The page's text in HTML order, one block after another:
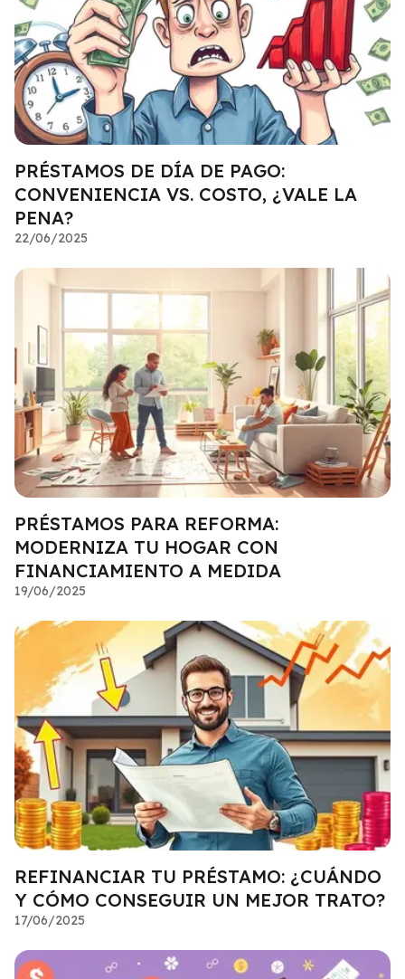
PRÉSTAMOS DE DÍA DE PAGO:
CONVENIENCIA VS. COSTO, ¿VALE LA
PENA?
22/06/2025
PRÉSTAMOS PARA REFORMA:
MODERNIZA TU HOGAR CON
FINANCIAMIENTO A MEDIDA
19/06/2025
REFINANCIAR TU PRÉSTAMO: ¿CUÁNDO
Y CÓMO CONSEGUIR UN MEJOR TRATO?
17/06/2025